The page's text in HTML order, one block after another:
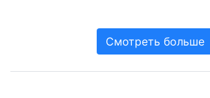
Смотреть больше